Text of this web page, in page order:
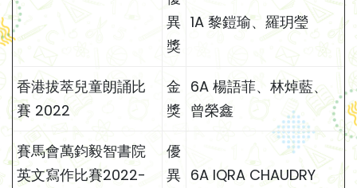
異
獎
1A 黎鎧瑜、羅玥瑩
香港拔萃兒童朗誦比
賽 2022
金
獎
6A 楊語菲、林焯藍、
曾榮鑫
賽馬會萬鈞毅智書院
英文寫作比賽2022-
優
異 6A IQRA CHAUDRY